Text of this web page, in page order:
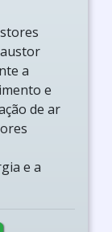
a
e
de ar
e a